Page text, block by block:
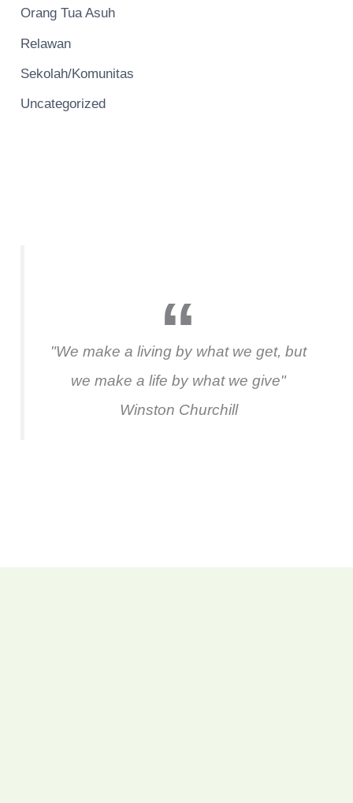
Orang Tua Asuh
Relawan
Sekolah/Komunitas
Uncategorized
"We make a living by what we get, but
we make a life by what we give"
Winston Churchill